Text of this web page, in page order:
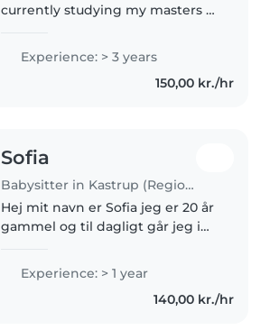
currently studying my masters at
in the US where I took care of 3
kids : 3 yo boy and 2 yo twins...
Experience: > 3 years
150,00 kr./hr
Sofia
Babysitter in Kastrup (Region Hovedstaden)
Hej mit navn er Sofia jeg er 20 år
gammel og til dagligt går jeg i
børn i sådan et her format før,
men har dog passet både
familievenner og families..
Experience: > 1 year
140,00 kr./hr